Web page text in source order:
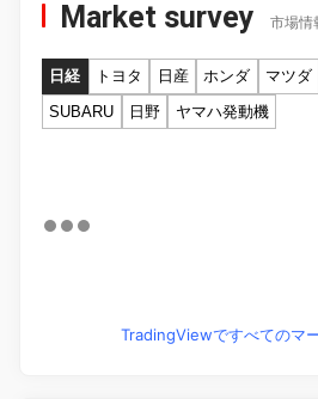
Market survey 市場情
日経 トヨタ 日産 ホンダ マツダ
SUBARU
日野 ヤマハ発動機
TradingViewですべてのマ